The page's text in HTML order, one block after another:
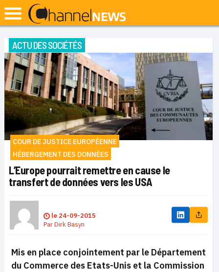
ACTU DES SOCIÉTÉS
COUR DE JUSTICE EUROPÉENNE
HÉBERGEMENT DES DONNÉES
L’Europe pourrait remettre en cause le
transfert de données vers les USA
le 24-09-2015
ParDirk Basyn
Mis en place conjointement par le Département
du Commerce des Etats-Unis et la Commission